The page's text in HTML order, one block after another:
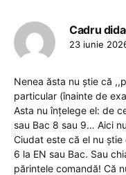
Cadru
23 iunie
Nenea ăsta nu știe că
particular (înainte de
Asta nu înțelege el: de
sau Bac 8 sau 9… Aici
Ciudat este că el nu
6 la EN sau Bac. Sau
părintele comandă! Că